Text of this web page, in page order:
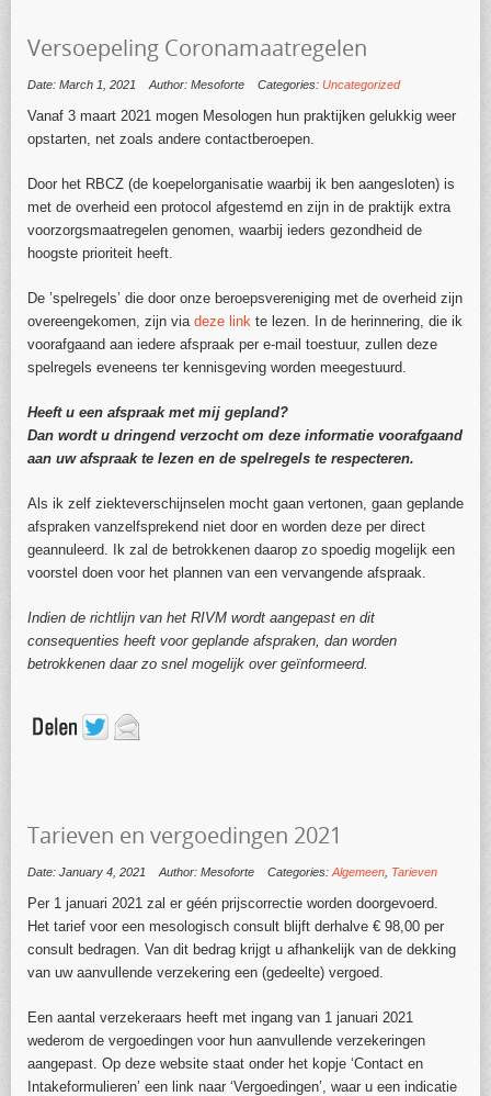
Versoepeling Coronamaatregelen
Date: March 1, 2021 Author: Mesoforte Categories: Uncategorized
Vanaf 3 maart 2021 mogen Mesologen hun praktijken gelukkig weer
opstarten, net zoals andere contactberoepen.
Door het RBCZ (de koepelorganisatie waarbij ik ben aangesloten) is
met de overheid een protocol afgestemd en zijn in de praktijk extra
voorzorgsmaatregelen genomen, waarbij ieders gezondheid de
hoogste prioriteit heeft.
De ’spelregels’ die door onze beroepsvereniging met de overheid zijn
overeengekomen, zijn via deze link te lezen. In de herinnering, die ik
voorafgaand aan iedere afspraak per e-mail toestuur, zullen deze
spelregels eveneens ter kennisgeving worden meegestuurd.
Heeft u een afspraak met mij gepland?
Dan wordt u dringend verzocht om deze informatie voorafgaand
aan uw afspraak te lezen en de spelregels te respecteren.
Als ik zelf ziekteverschijnselen mocht gaan vertonen, gaan geplande
afspraken vanzelfsprekend niet door en worden deze per direct
geannuleerd. Ik zal de betrokkenen daarop zo spoedig mogelijk een
voorstel doen voor het plannen van een vervangende afspraak.
Indien de richtlijn van het RIVM wordt aangepast en dit
consequenties heeft voor geplande afspraken, dan worden
betrokkenen daar zo snel mogelijk over geïnformeerd.
Tarieven en vergoedingen 2021
Date: January 4, 2021 Author: Mesoforte Categories:Algemeen, Tarieven
Per 1 januari 2021 zal er géén prijscorrectie worden doorgevoerd.
Het tarief voor een mesologisch consult blijft derhalve € 98,00 per
consult bedragen. Van dit bedrag krijgt u afhankelijk van de dekking
van uw aanvullende verzekering een (gedeelte) vergoed.
Een aantal verzekeraars heeft met ingang van 1 januari 2021
wederom de vergoedingen voor hun aanvullende verzekeringen
aangepast. Op deze website staat onder het kopje ‘Contact en
Intakeformulieren’ een link naar ‘Vergoedingen’, waar u een indicatie